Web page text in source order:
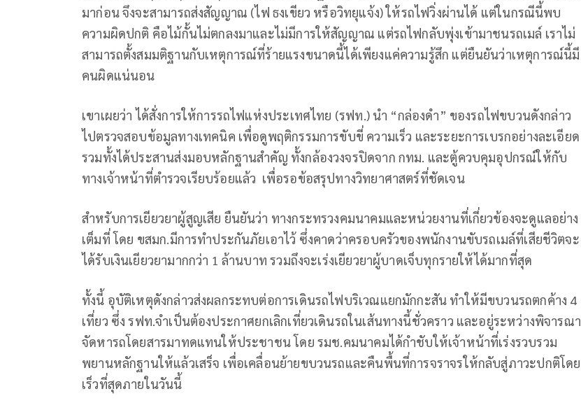
มาก่อน จึงจะสามารถส่งสัญญาณ (ไฟ ธงเขียว หรือวิทยุแจ้ง) ให้รถไฟวิ่งผ่านได้ แต่ในกรณีนี้พบ
ความผิดปกติ คือไม้กั้นไม่ตกลงมาและไม่มีการให้สัญญาณ แต่รถไฟกลับพุ่งเข้ามาชนรถเมล์ เราไม่
สามารถตั้งสมมติฐานกับเหตุการณ์ที่ร้ายแรงขนาดนี้ได้เพียงแค่ความรู้สึก แต่ยืนยันว่าเหตุการณ์นี้มี
คนผิดแน่นอน
เขาเผยว่า ได้สั่งการให้การรถไฟแห่งประเทศไทย (รฟท.) นำ “กล่องดำ” ของรถไฟขบวนดังกล่าว
ไปตรวจสอบข้อมูลทางเทคนิค เพื่อดูพฤติกรรมการขับขี่ ความเร็ว และระยะการเบรกอย่างละเอียด
รวมทั้งได้ประสานส่งมอบหลักฐานสำคัญ ทั้งกล้องวงจรปิดจาก กทม. และตู้ควบคุมอุปกรณ์ให้กับ
ทางเจ้าหน้าที่ตำรวจเรียบร้อยแล้ว เพื่อรอข้อสรุปทางวิทยาศาสตร์ที่ชัดเจน
สำหรับการเยียวยาผู้สูญเสีย ยืนยันว่า ทางกระทรวงคมนาคมและหน่วยงานที่เกี่ยวข้องจะดูแลอย่าง
เต็มที่ โดย ขสมก.มีการทำประกันภัยเอาไว้ ซึ่งคาดว่าครอบครัวของพนักงานขับรถเมล์ที่เสียชีวิตจะ
ได้รับเงินเยียวยามากกว่า 1 ล้านบาท รวมถึงจะเร่งเยียวยาผู้บาดเจ็บทุกรายให้ได้มากที่สุด
ทั้งนี้ อุบัติเหตุดังกล่าวส่งผลกระทบต่อการเดินรถไฟบริเวณแยกมักกะสัน ทำให้มีขบวนรถตกค้าง 4
เที่ยว ซึ่ง รฟท.จำเป็นต้องประกาศยกเลิกเที่ยวเดินรถในเส้นทางนี้ชั่วคราว และอยู่ระหว่างพิจารณา
จัดหารถโดยสารมาทดแทนให้ประชาชน โดย รมช.คมนาคมได้กำชับให้เจ้าหน้าที่เร่งรวบรวม
พยานหลักฐานให้แล้วเสร็จ เพื่อเคลื่อนย้ายขบวนรถและคืนพื้นที่การจราจรให้กลับสู่ภาวะปกติโดย
เร็วที่สุดภายในวันนี้